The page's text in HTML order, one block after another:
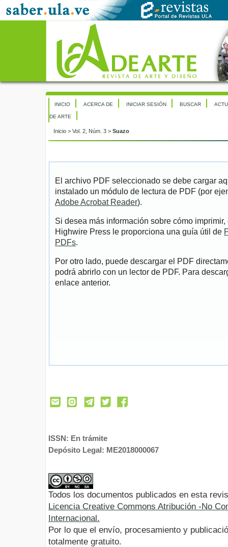
INICIO ACERCA DE INICIAR SESIÓN BUSCAR
DE ARTE
Inicio > Vol. 2, Núm. 3 > Suazo
El archivo PDF seleccionado se debe cargar
instalado un módulo de lectura de PDF (por
Adobe Acrobat Reader).
Si desea más información sobre cómo
Highwire Press le proporciona una guía útil de
PDFs.
Por otro lado, puede descargar el PDF
podrá abrirlo con un lector de PDF. Para
enlace anterior.
ISSN: En trámite
Depósito Legal: ME2018000067
Todos los documentos publicados en esta
Licencia Creative Commons Atribución -No
Internacional.
Por lo que el envío, procesamiento y
totalmente gratuito.